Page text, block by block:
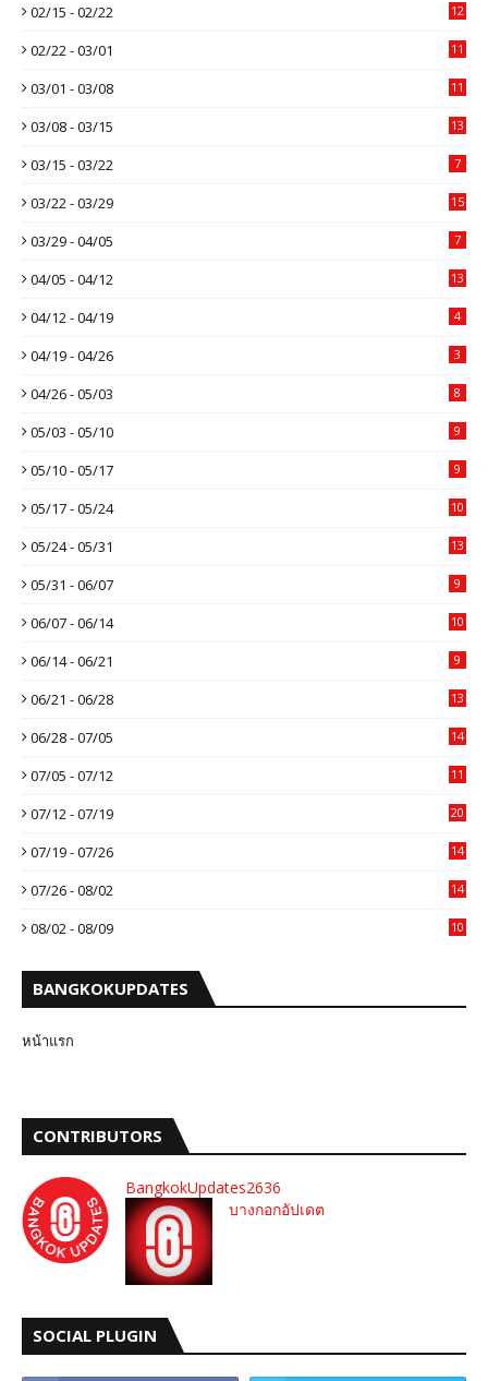
02/15 - 02/22 12
02/22 - 03/01 11
03/01 - 03/08 11
03/08 - 03/15 13
03/15 - 03/22 7
03/22 - 03/29 15
03/29 - 04/05 7
04/05 - 04/12 13
04/12 - 04/19 4
04/19 - 04/26 3
04/26 - 05/03 8
05/03 - 05/10 9
05/10 - 05/17 9
05/17 - 05/24 10
05/24 - 05/31 13
05/31 - 06/07 9
06/07 - 06/14 10
06/14 - 06/21 9
06/21 - 06/28 13
06/28 - 07/05 14
07/05 - 07/12 11
07/12 - 07/19 20
07/19 - 07/26 14
07/26 - 08/02 14
08/02 - 08/09 10
BANGKOKUPDATES
หน้าแรก
CONTRIBUTORS
BangkokUpdates2636
บางกอกอัปเดต
SOCIAL PLUGIN